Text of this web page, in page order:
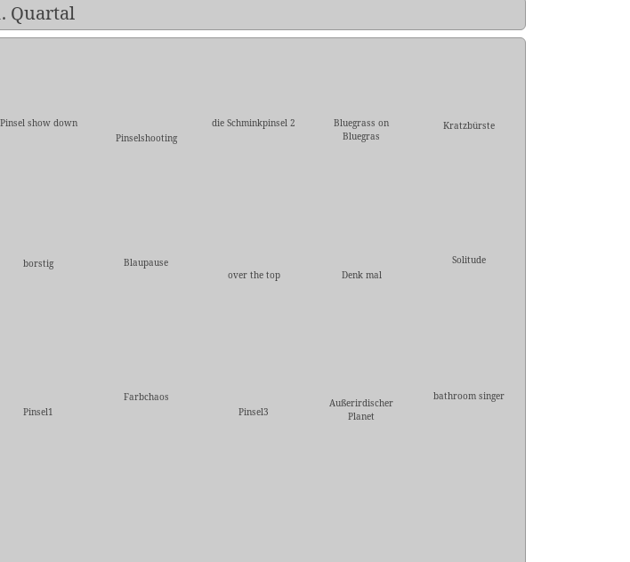
Quartal
Pinsel show down
Pinselshooting
die Schminkpinsel 2
Bluegrass on
Bluegras
Kratzbürste
borstig
Blaupause
over the top
Denk mal
Solitude
Pinsel1
Farbchaos
Pinsel3
Außerirdischer
Planet
bathroom singer